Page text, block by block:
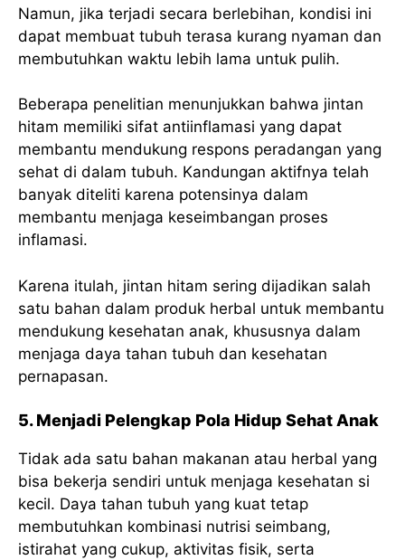
Namun, jika terjadi secara berlebihan, kondisi ini
dapat membuat tubuh terasa kurang nyaman dan
membutuhkan waktu lebih lama untuk pulih.
Beberapa penelitian menunjukkan bahwa jintan
hitam memiliki sifat antiinflamasi yang dapat
membantu mendukung respons peradangan yang
sehat di dalam tubuh. Kandungan aktifnya telah
banyak diteliti karena potensinya dalam
membantu menjaga keseimbangan proses
inflamasi.
Karena itulah, jintan hitam sering dijadikan salah
satu bahan dalam produk herbal untuk membantu
mendukung kesehatan anak, khususnya dalam
menjaga daya tahan tubuh dan kesehatan
pernapasan.
5. Menjadi Pelengkap Pola Hidup Sehat Anak
Tidak ada satu bahan makanan atau herbal yang
bisa bekerja sendiri untuk menjaga kesehatan si
kecil. Daya tahan tubuh yang kuat tetap
membutuhkan kombinasi nutrisi seimbang,
istirahat yang cukup, aktivitas fisik, serta